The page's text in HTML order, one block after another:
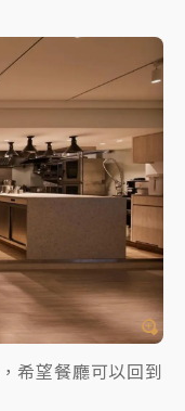
希望餐廳可以回到